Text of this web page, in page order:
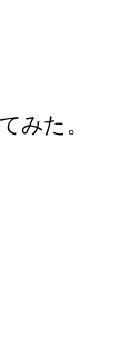
みた。